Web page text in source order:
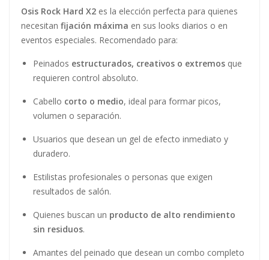
Osis Rock Hard X2 es la elección perfecta para quienes
necesitan fijación máxima en sus looks diarios o en
eventos especiales. Recomendado para:
Peinados estructurados, creativos o extremos que
requieren control absoluto.
Cabello corto o medio, ideal para formar picos,
volumen o separación.
Usuarios que desean un gel de efecto inmediato y
duradero.
Estilistas profesionales o personas que exigen
resultados de salón.
Quienes buscan un producto de alto rendimiento
sin residuos.
Amantes del peinado que desean un combo completo